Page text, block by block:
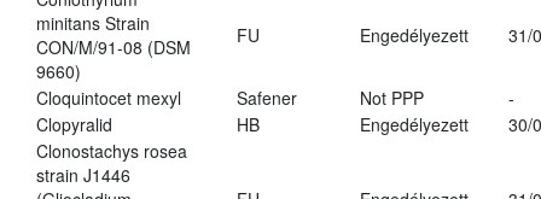
minitans Strain
CON/M/91-08 (DSM
9660)
FU Engedélyezett 31/
Cloquintocet mexyl Safener Not PPP
-
Clopyralid
HB Engedélyezett
30/
Clonostachys rosea
strain J1446